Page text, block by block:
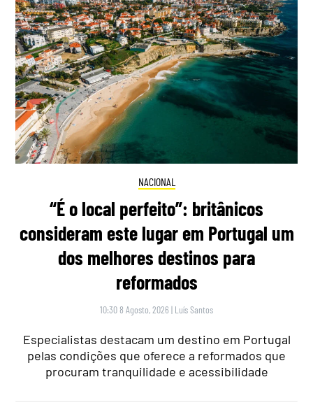
NACIONAL
“É o local perfeito”: britânicos
consideram este lugar em Portugal um
dos melhores destinos para
reformados
10:30 8 Agosto, 2026 | Luís Santos
Especialistas destacam um destino em Portugal
pelas condições que oferece a reformados que
procuram tranquilidade e acessibilidade